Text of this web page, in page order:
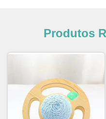
Produtos